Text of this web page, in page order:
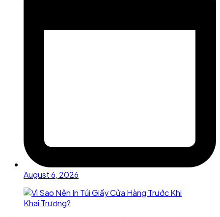
August 6, 2026